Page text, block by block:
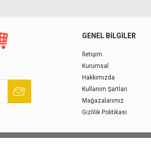
GENEL BILGILER
İletişim
Kurumsal
Hakkımızda
Kullanım Şartları
Mağazalarımız
Gizlilik Politikası